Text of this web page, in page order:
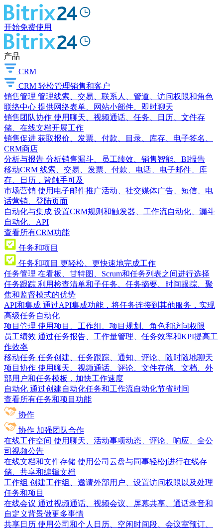
开始免费使用
产品
CRM
CRM 轻松管理销售和客户
销售管理 管理线索、交易、联系人、管道、访问权限和角色
联络中心 提供网络表单、网站小部件、即时聊天
销售团队协作 使用聊天、视频通话、任务、日历、文件存
储、在线文档开展工作
销售促进 获取报价、发票、付款、目录、库存、电子签名、
CRM商店
分析与报告 分析销售漏斗、员工绩效、销售智能、BI报告
移动CRM 线索、交易、发票、付款、电话、电子邮件、库
存、日历，皆触手可及
市场营销 使用电子邮件推广活动、社交媒体广告、短信、电
话营销、登陆页面
自动化与集成 设置CRM规则和触发器、工作流自动化、漏斗
自动化、API
查看所有CRM功能
任务和项目
任务和项目 更轻松、更快速地完成工作
任务管理 在看板、甘特图、Scrum和任务列表之间进行选择
任务跟踪 利用检查清单和子任务、任务摘要、时间跟踪、聚
焦和监督模式的优势
API和集成 通过API集成功能，将任务连接到其他服务，实现
高级任务自动化
项目管理 使用项目、工作组、项目规划、角色和访问权限
员工绩效 通过任务报告、工作量管理、任务效率和KPI提高工
作效率
移动任务 任务创建、任务跟踪、通知、评论、随时随地聊天
项目协作 使用聊天、视频通话、评论、文件存储、文档、外
部用户和任务模板，加快工作速度
自动化 通过创建自动化任务和工作流自动化节省时间
查看所有任务和项目功能
协作
协作 加强团队合作
在线工作空间 使用聊天、活动事项动态、评论、响应、全公
司视频公告
在线文档和文件存储 使用公司云盘与同事轻松j进行在线存
储、共享和编辑文档
工作组 创建工作组、邀请外部用户、设置访问权限以及处理
任务和项目
在线会议 通过视频通话、视频会议、屏幕共享、通话录音和
自定义背景做更多事情
共享日历 使用公司和个人日历、空闲时间段、会议室预订、